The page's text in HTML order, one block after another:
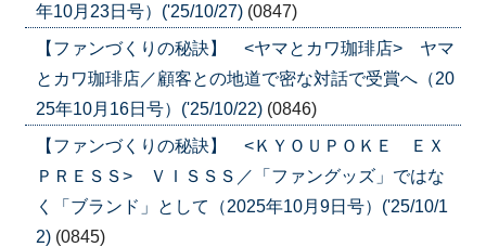
年10月23日号）('25/10/27) (0847)
【ファンづくりの秘訣】 <ヤマとカワ珈琲店> ヤマ
とカワ珈琲店／顧客との地道で密な対話で受賞へ（20
25年10月16日号）('25/10/22) (0846)
【ファンづくりの秘訣】 <ＫＹＯＵＰＯＫＥ ＥＸ
ＰＲＥＳＳ> ＶＩＳＳＳ／「ファングッズ」ではな
く「ブランド」として（2025年10月9日号）('25/10/1
2) (0845)